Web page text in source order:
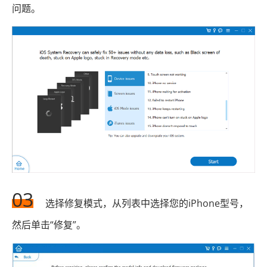
问题。
03
选择修复模式，从列表中选择您的iPhone型号，
然后单击“修复”。